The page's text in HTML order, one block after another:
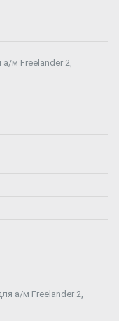
м Freelander 2,
а/м Freelander 2,